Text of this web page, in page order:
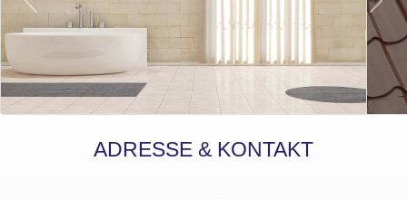
ADRESSE & KONTAKT